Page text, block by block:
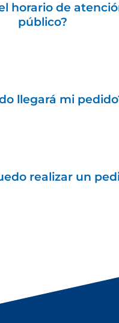
horario de
público?
llegará mi
realizar un